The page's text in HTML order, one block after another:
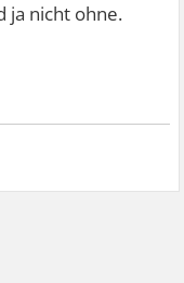
ja nicht ohne.